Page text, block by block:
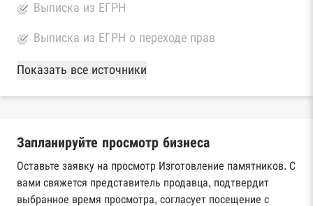
Выписка из ЕГРН
Выписка из ЕГРН о переходе прав
База Росстата
Реестры ЕГРЮЛ и ЕГРИП Федеральной
Реестр государственных контрактов
Федерального казначейства
Картотека арбитражных дел Высшего
Показать все источники
Запланируйте просмотр бизнеса
Оставьте заявку на просмотр Изготовление памятников. С
вами свяжется представитель продавца, подтвердит
выбранное время просмотра, согласует посещение с